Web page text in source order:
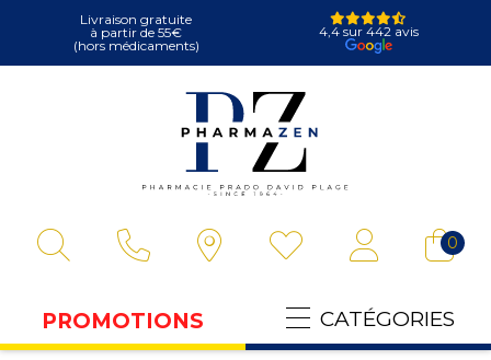
Livraison gratuite
à partir de 55€
(hors médicaments)
4,4 sur 442 avis
0
PROMOTIONS CATÉGORIES